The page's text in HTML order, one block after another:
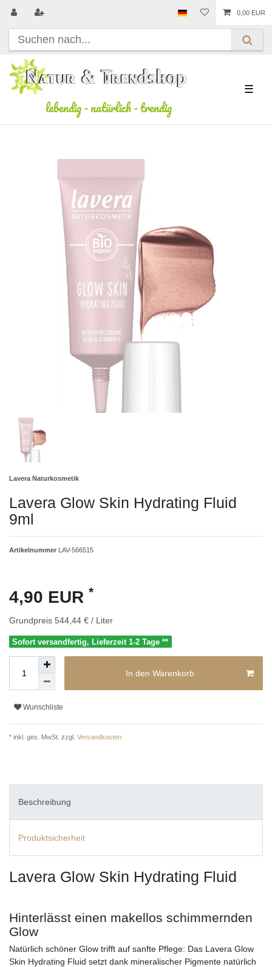
0,00 EUR
lebendig-natürlich-trendig
☰
Lavera Naturkosmetik
Lavera Glow Skin Hydrating Fluid
9ml
Artikelnummer LAV-566515
4,90 EUR *
Grundpreis 544,44 € / Liter
Sofort versandfertig, Lieferzeit 1-2 Tage **
In den Warenkorb
Wunschliste
* inkl. ges. MwSt. zzgl. Versandkosten
Beschreibung
Produktsicherheit
Lavera Glow Skin Hydrating Fluid
Hinterlässt einen makellos schimmernden
Glow
Natürlich schöner Glow trifft auf sanfte Pflege: Das Lavera Glow
Skin Hydrating Fluid setzt dank mineralischer Pigmente natürlich